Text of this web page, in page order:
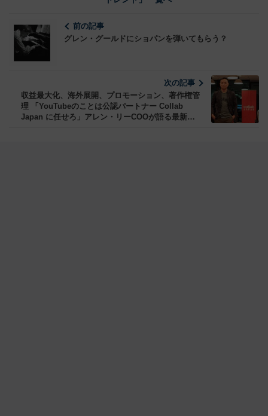
前の記事
グレン・グールドにショパンを弾いてもらう？
次の記事
収益最大化、海外展開、プロモーション、著作権管
理 「YouTubeのことは公認パートナー Collab
Japan に任せろ」アレン・リーCOOが語る最新